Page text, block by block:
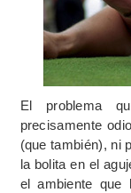
El problema
precisamente
(que también), ni
la bolita en el
el ambiente que